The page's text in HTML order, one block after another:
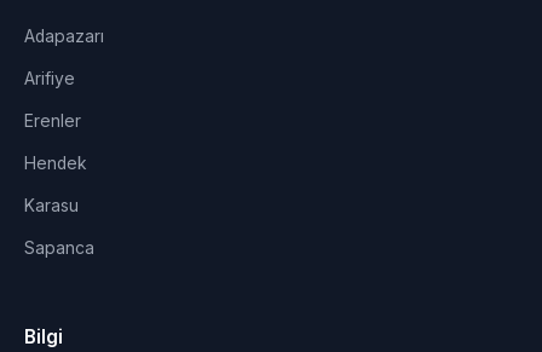
Adapazarı
Arifiye
Erenler
Hendek
Karasu
Sapanca
Bilgi